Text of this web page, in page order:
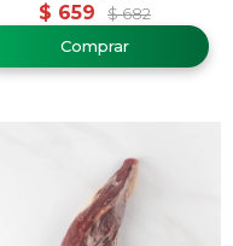
$ 659 $ 682